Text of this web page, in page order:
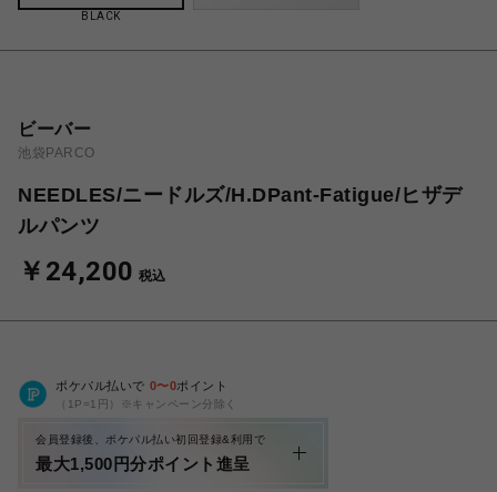
BLACK
ビーバー
池袋PARCO
NEEDLES/ニードルズ/H.DPant-Fatigue/ヒザデ
ルパンツ
￥24,200 税込
ポケパル払いで 0〜0ポイント
（1P=1円）※キャンペーン分除く
会員登録後、ポケパル払い初回登録&利用で
最大1,500円分ポイント進呈